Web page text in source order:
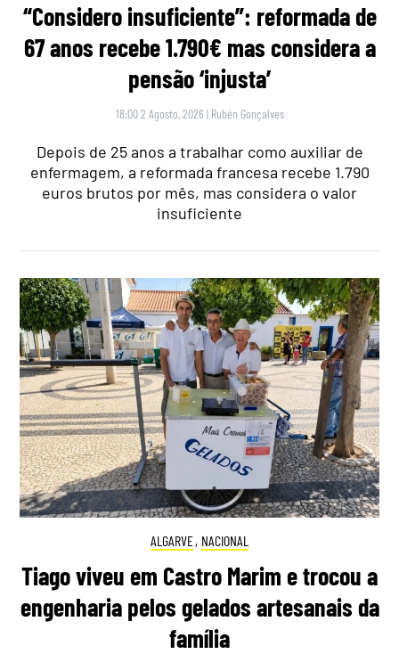
“Considero insuficiente”: reformada de
67 anos recebe 1.790€ mas considera a
pensão ‘injusta’
18:00 2 Agosto, 2026 | Rubén Gonçalves
Depois de 25 anos a trabalhar como auxiliar de
enfermagem, a reformada francesa recebe 1.790
euros brutos por mês, mas considera o valor
insuficiente
ALGARVE, NACIONAL
Tiago viveu em Castro Marim e trocou a
engenharia pelos gelados artesanais da
família